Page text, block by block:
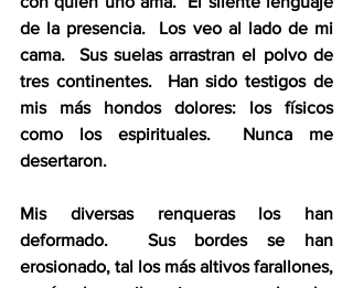
de la presencia.  Los veo al lado de mi
cama.  Sus suelas arrastran el polvo de
tres continentes.  Han sido testigos de
mis más hondos dolores: los físicos
como los espirituales.  Nunca me
desertaron.
Mis diversas renqueras los han
deformado.  Sus bordes se han
erosionado, tal los más altivos farallones,